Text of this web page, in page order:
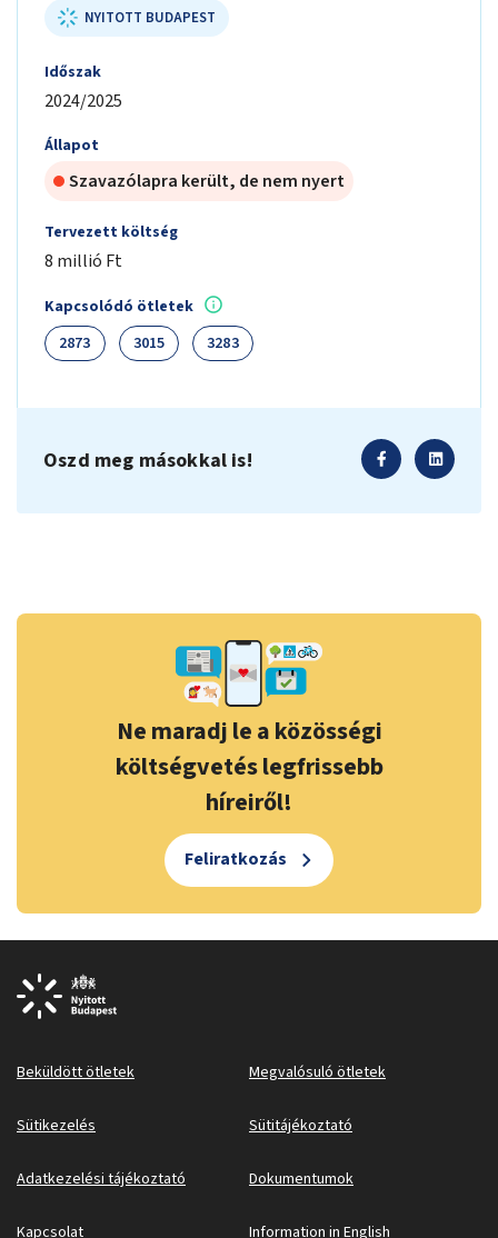
NYITOTT BUDAPEST
Időszak
2024/2025
Állapot
Szavazólapra került, de nem nyert
Tervezett költség
8 millió Ft
Kapcsolódó ötletek
2873
3015 3283
Oszd meg másokkal is!
Ne maradj le a közösségi
költségvetés legfrissebb
híreiről!
Feliratkozás
Beküldött ötletek Megvalósuló ötletek
Sütikezelés Sütitájékoztató
Adatkezelési tájékoztató Dokumentumok
Kapcsolat Information in English